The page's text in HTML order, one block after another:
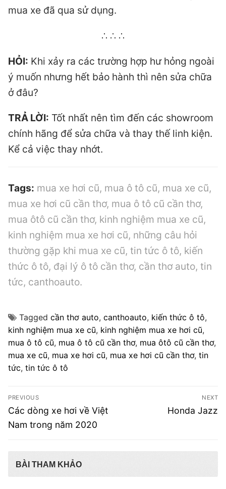
mua xe đã qua sử dụng.
∴ ∴ ∴
HỎI: Khi xảy ra các trường hợp hư hỏng ngoài
ý muốn nhưng hết bảo hành thì nên sửa chữa
ở đâu?
TRẢ LỜI: Tốt nhất nên tìm đến các showroom
chính hãng để sửa chữa và thay thế linh kiện.
Kể cả việc thay nhớt.
Tags: mua xe hơi cũ, mua ô tô cũ, mua xe cũ,
mua xe hơi cũ cần thơ, mua ô tô cũ cần thơ,
mua ôtô cũ cần thơ, kinh nghiệm mua xe cũ,
kinh nghiệm mua xe hơi cũ, những câu hỏi
thường gặp khi mua xe cũ, tin tức ô tô, kiến
thức ô tô, đại lý ô tô cần thơ, cần thơ auto, tin
tức, canthoauto.
Tagged cần thơ auto, canthoauto, kiến thức ô tô,
kinh nghiệm mua xe cũ, kinh nghiệm mua xe hơi cũ,
mua ô tô cũ, mua ô tô cũ cần thơ, mua ôtô cũ cần thơ,
mua xe cũ, mua xe hơi cũ, mua xe hơi cũ cần thơ, tin
tức, tin tức ô tô
Điều
hướng
bài
PREVIOUS
Previous
post:
Các dòng xe hơi về Việt
Nam trong năm 2020
NEXT
Next
Honda Jazz
BÀI THAM KHẢO